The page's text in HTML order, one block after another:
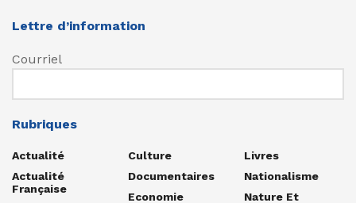
Lettre d’information
Courriel
Rubriques
Actualité
Actualité
Française
Culture
Documentaires
Economie
Livres
Nationalisme
Nature Et